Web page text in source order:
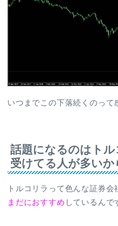
いつまでこの下落続くのって
話題になるのはト
受けてる人が多いか
トルコリラって色んな証券
まだにおすすめ しているんで